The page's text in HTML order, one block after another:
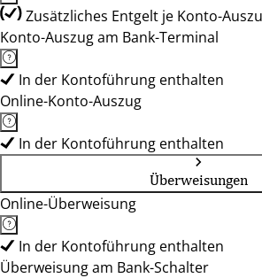
Zusätzliches Entgelt je Konto-
Konto-Auszug am Bank-Terminal
In der Kontoführung enthalten
Online-Konto-Auszug
In der Kontoführung enthalten
Überweisungen
Online-Überweisung
In der Kontoführung enthalten
Überweisung am Bank-Schalter